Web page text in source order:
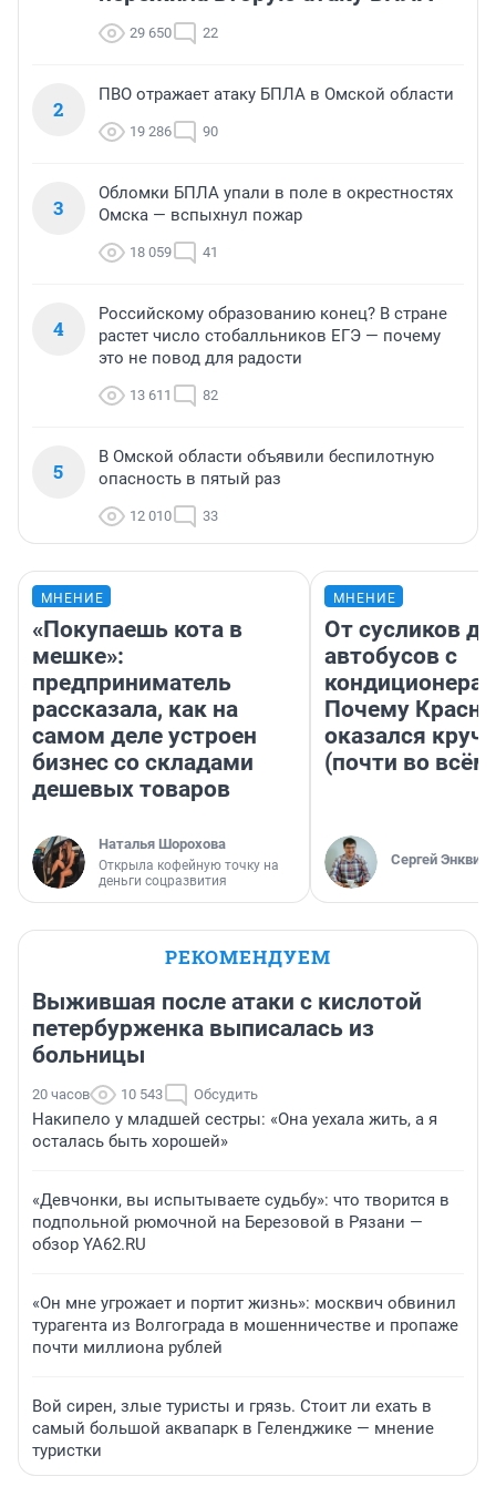
29 650 22
2
ПВО отражает атаку БПЛА в Омской области
19 286 90
3
Обломки БПЛА упали в поле в окрестностях
Омска — вспыхнул пожар
18 059 41
4
Российскому образованию конец? В стране
растет число стобалльников ЕГЭ — почему
это не повод для радости
13 611 82
5
В Омской области объявили беспилотную
опасность в пятый раз
12 010 33
МНЕНИЕ
«Покупаешь кота в
мешке»:
предприниматель
рассказала, как на
самом деле устроен
бизнес со складами
дешевых товаров
Наталья Шорохова
Открыла кофейную точку на
деньги соцразвития
МНЕНИЕ
От сусликов до
автобусов с
Почему
оказался
(почти во
Сергей Энквист
РЕКОМЕНДУЕМ
Выжившая после атаки с кислотой
петербурженка выписалась из
больницы
20 часов 10 543 Обсудить
Накипело у младшей сестры: «Она уехала жить, а я
осталась быть хорошей»
«Девчонки, вы испытываете судьбу»: что творится в
подпольной рюмочной на Березовой в Рязани —
обзор YA62.RU
«Он мне угрожает и портит жизнь»: москвич обвинил
турагента из Волгограда в мошенничестве и пропаже
почти миллиона рублей
Вой сирен, злые туристы и грязь. Стоит ли ехать в
самый большой аквапарк в Геленджике — мнение
туристки